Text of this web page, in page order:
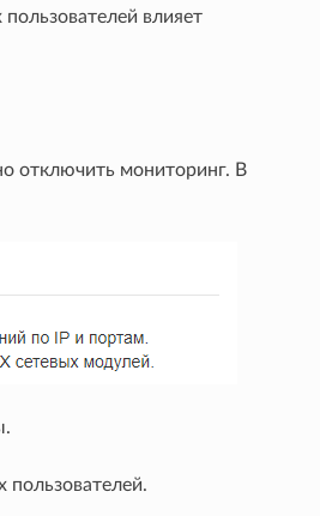
влияет
отключить мониторинг. В
пользователей.